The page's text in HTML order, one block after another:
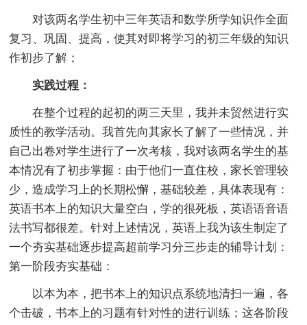
对该两名学生初中三年英语和数学所学知识作全面
复习、巩固、提高，使其对即将学习的初三年级的知识
作初步了解；
实践过程：
在整个过程的起初的两三天里，我并未贸然进行实
质性的教学活动。我首先向其家长了解了一些情况，并
自己出卷对学生进行了一次考核，我对该两名学生的基
本情况有了初步掌握：由于他们一直住校，家长管理较
少，造成学习上的长期松懈，基础较差，具体表现有：
英语书本上的知识大量空白，学的很死板，英语语音语
法书写都很差。针对上述情况，英语上我为该生制定了
一个夯实基础逐步提高超前学习分三步走的辅导计划：
第一阶段夯实基础：
以本为本，把书本上的知识点系统地清扫一遍，各
个击破，书本上的习题有针对性的进行训练；这各阶段